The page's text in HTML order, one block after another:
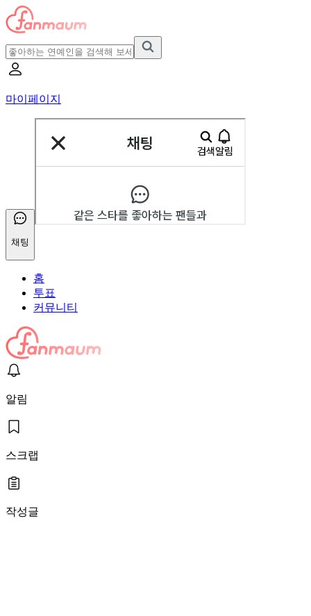
마이페이지
채팅
홈
투표
커뮤니티
알림
스크랩
작성글